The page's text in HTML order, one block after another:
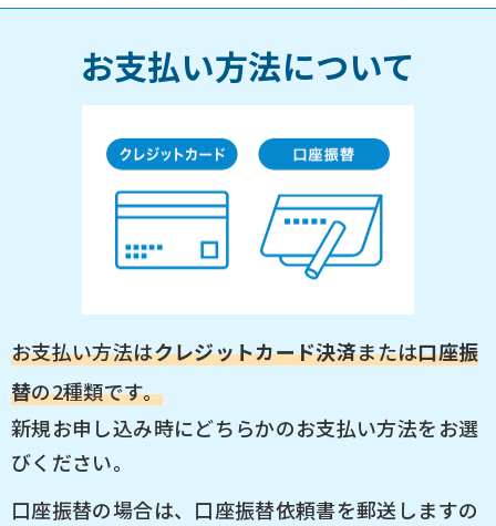
お支払い方法について
お支払い方法はクレジットカード決済または口座振
替の2種類です。
新規お申し込み時にどちらかのお支払い方法をお選
びください。
口座振替の場合は、口座振替依頼書を郵送しますの